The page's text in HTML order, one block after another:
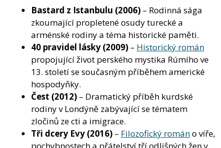
Bastard z Istanbulu (2006) – Rodinná sága
zkoumající propletené osudy turecké a
arménské rodiny a téma historické paměti.
40 pravidel lásky (2009) – Historický román
propojující život perského mystika Rúmího ve
13. století se současným příběhem americké
hospodyňky.
Čest (2012) – Dramatický příběh kurdské
rodiny v Londýně zabývající se tématem
zločinů ze cti a imigrace.
Tři dcery Evy (2016) – Filozofický románo víře,